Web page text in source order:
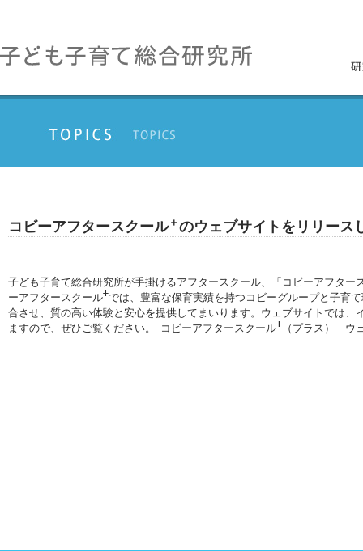
コビーアフタースクール＋のウェブサイトをリリース
子ども子育て総合研究所が手掛けるアフタースクール、「コビーアフタ
ーアフタースクール+では、豊富な保育実績を持つコビーグループと子育
合させ、質の高い体験と安心を提供してまいります。ウェブサイトでは
ますので、ぜひご覧ください。 コビーアフタースクール+ （プラス） ウ